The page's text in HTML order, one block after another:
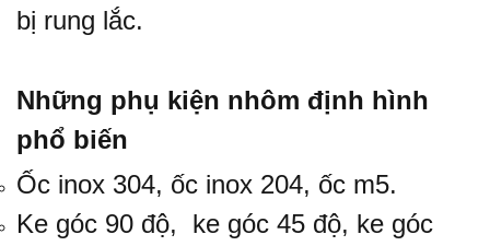
bị rung lắc.
Những phụ kiện nhôm định hình
phổ biến
Ốc inox 304, ốc inox 204, ốc m5.
Ke góc 90 độ, ke góc 45 độ, ke góc